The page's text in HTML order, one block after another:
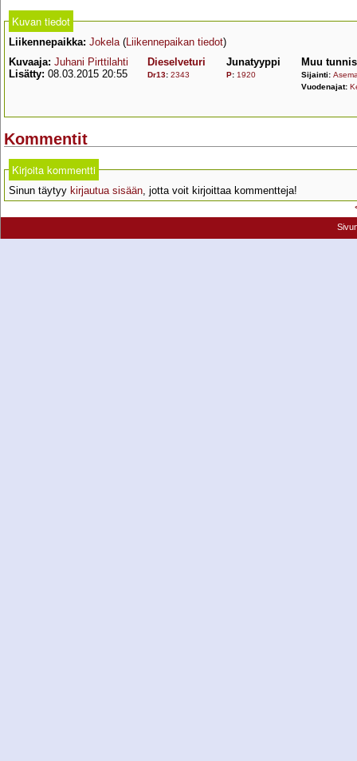
Kuvan tiedot
Liikennepaikka: Jokela(Liikennepaikan tiedot)
Kuvaaja: Juhani Pirttilahti
Lisätty: 08.03.2015 20:55
Dieselveturi
Dr13: 2343
Junatyyppi
P: 1920
Muu
Sijainti:
Vuodenajat:
Kommentit
Kirjoita kommentti
Sinun täytyy kirjautua sisään, jotta voit kirjoittaa kommentteja!